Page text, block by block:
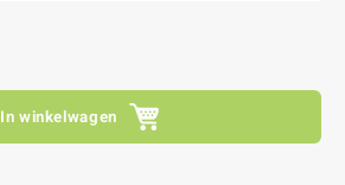
In winkelwagen